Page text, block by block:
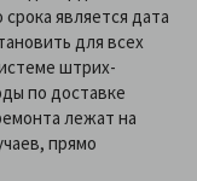
является дата
для всех
штрих-
по доставке
лежат на
прямо